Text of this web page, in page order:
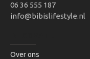
06 36 555 187
info@bibislifestyle.nl
Over ons